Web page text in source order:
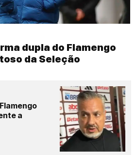
dupla do Flamengo
da Seleção
a